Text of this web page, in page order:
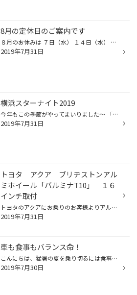
8月の定休日のご案内です
８月のお休みは ７日（水） １４日（水） １５日（木） １６日（金） ２１日（水） ２８日（水）です。 ８月１４日（水）～１６日（金）は夏季休業となりますのでご注意ください。 営業時間は 平日 １０：００～１９：００ （受け付けは閉店３０分前１８：３０まで） 日・祝 １０：００～１８：００...
2019年7月31日
横浜スターナイト2019
今年もこの季節がやってまいりました～ 「横浜スターナイト2019」 野球、特に横浜DeNAベイスターズに興味のない方は「何のこっちゃ？」と感じると思いますが、毎年横浜スタジアムで開催される夏の一大イベントです。 昨日７月３０日（火）から８月１日（木）の３連戦では来場者全員にスペシャルユニ...
2019年7月31日
トヨタ アクア ブリヂストンアル
ミホイール「バルミナT10」 １６
インチ取付
トヨタのアクアにお乗りのお客様よりアルミホイールとタイヤのセットをご注文いただきました。 新車で購入後５年ほど経ち、新車装着タイヤが交換時期だったこともあり、インチアップを希望されていました。 純正サイズは175/65R15ですが、高速安定性をもう少し向上させたいという事でしたので、使い...
2019年7月31日
車も食事もバランス命！
こんにちは、猛暑の夏を乗り切るには食事のバランスが大事ですよ！ 今回の作業は中古で車を購入されたのち、高速走るとハンドルが大きくブレ、とられるとのことで入庫しました 車は「７０のランクル」です。 このころが四駆らしくてかっこいいです。 では初めにタイヤを外してホイールバランスを取...
2019年7月30日